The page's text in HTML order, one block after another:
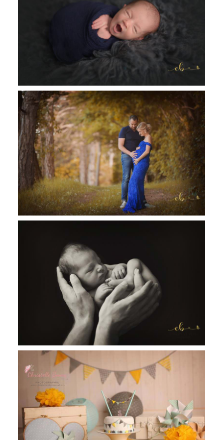
Gael, 7 jours séance nouveau né
Toulouse Castres, Revel
Sarah & Lilian, séance photo
grossesse Toulouse, Castres, Revel
Evan, 9 jours, séance nouveau né en
studio, Revel, Toulouse, Castres
Théo, 1 an, séance smash the cake
Toulouse, Castres et Revel